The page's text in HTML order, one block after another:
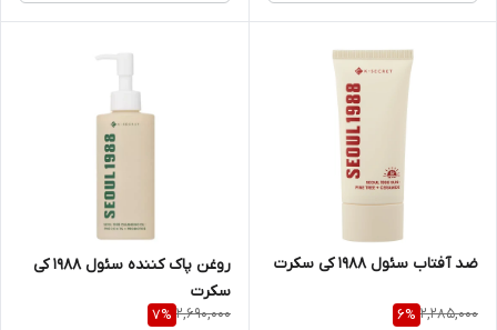
ضد آفتاب سئول 1988 کی سکرت
2,285,000
6%
روغن پاک کننده سئول 1988 کی
سکرت
2,690,000
7%